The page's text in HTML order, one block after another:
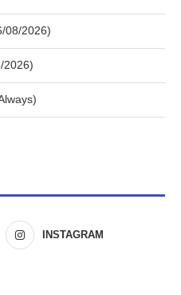
08/2026)
2026)
INSTAGRAM